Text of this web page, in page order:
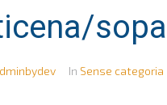
In Sense categoria